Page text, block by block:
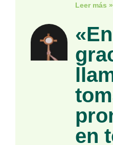
Leer más »
en